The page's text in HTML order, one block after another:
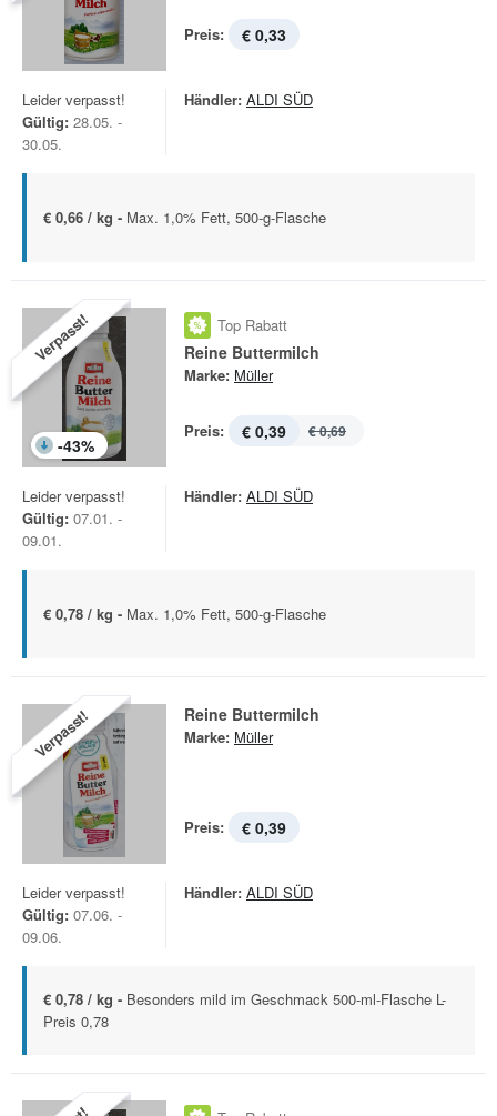
Preis: € 0,33
Leider verpasst!
Gültig: 28.05. -
30.05.
Händler: ALDI SÜD
€ 0,66 / kg - Max. 1,0% Fett, 500-g-Flasche
Verpasst!
-43%
Top Rabatt
Reine Buttermilch
Marke: Müller
Preis: € 0,39 € 0,69
Leider verpasst!
Gültig: 07.01. -
09.01.
Händler: ALDI SÜD
€ 0,78 / kg - Max. 1,0% Fett, 500-g-Flasche
Verpasst! Reine Buttermilch
Marke: Müller
Preis: € 0,39
Leider verpasst!
Gültig: 07.06. -
09.06.
Händler: ALDI SÜD
€ 0,78 / kg - Besonders mild im Geschmack 500-ml-Flasche L-
Preis 0,78